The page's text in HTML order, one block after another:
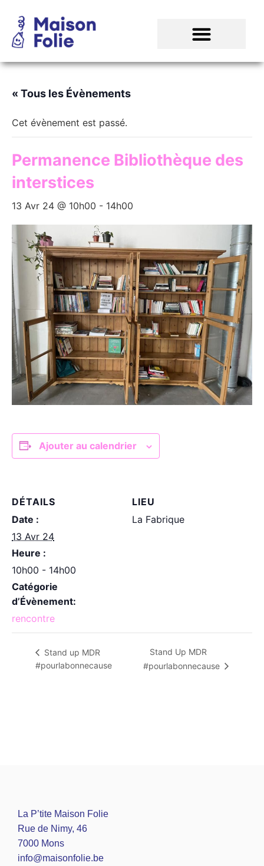
« Tous les Évènements
Cet évènement est passé.
Permanence Bibliothèque des
interstices
13 Avr 24 @ 10h00 - 14h00
Ajouter au calendrier
DÉTAILS
Date :
13 Avr 24
Heure :
10h00 - 14h00
Catégorie
d’Évènement:
rencontre
LIEU
La Fabrique
Stand up MDR
#pourlabonnecause
Stand Up MDR
#pourlabonnecause
La P’tite Maison Folie
Rue de Nimy, 46
7000 Mons
info@maisonfolie.be